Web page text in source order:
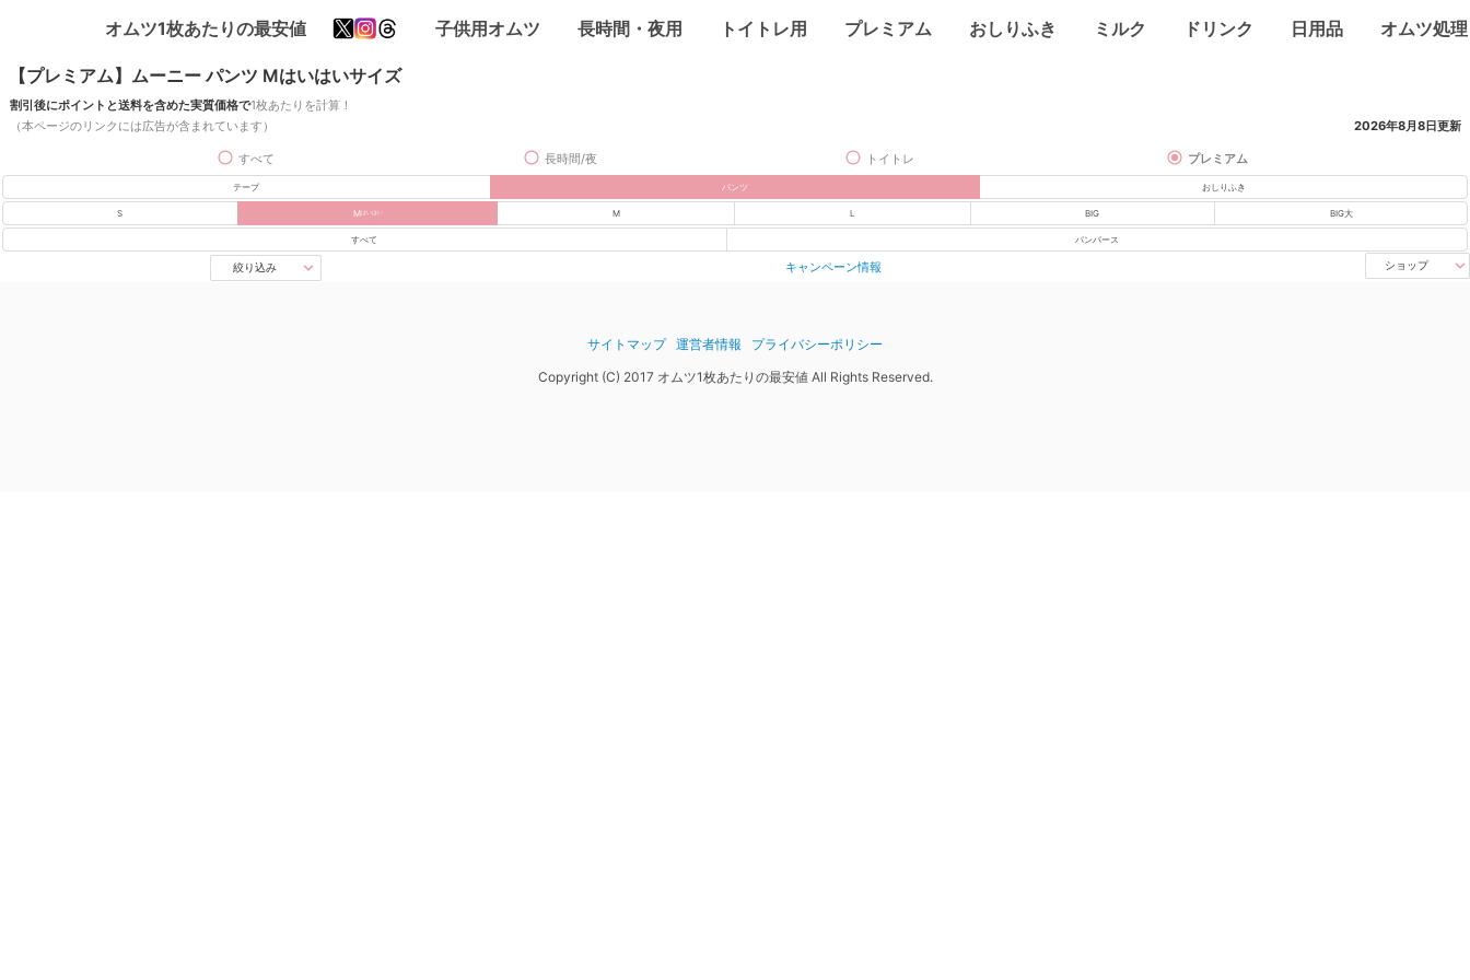
オムツ1枚あたりの最安値 子供用オムツ 長時間・夜用 トイトレ用 プレミアム おしりふき ミルク ドリンク 日用品 オムツ処理
【プレミアム】ムーニー パンツ Mはいはいサイズ
割引後にポイントと送料を含めた実質価格で1枚あたりを計算！
（本ページのリンクには広告が含まれています）
2026年8月8日更新
すべて 長時間/夜 トイトレ プレミアム
テープ パンツ おしりふき
S M はいはい M L BIG BIG大
すべて パンパース
絞り込み キャンペーン情報 ショップ
サイトマップ 運営者情報
プライバシーポリシー
Copyright (C) 2017 オムツ1枚あたりの最安値 All Rights Reserved.